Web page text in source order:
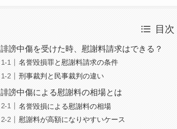
目次
誹謗中傷を受けた時、慰謝料請求はできる？
名誉毀損罪と慰謝料請求の条件
刑事裁判と民事裁判の違い
誹謗中傷による慰謝料の相場とは
名誉毀損による慰謝料の相場
慰謝料が高額になりやすいケース